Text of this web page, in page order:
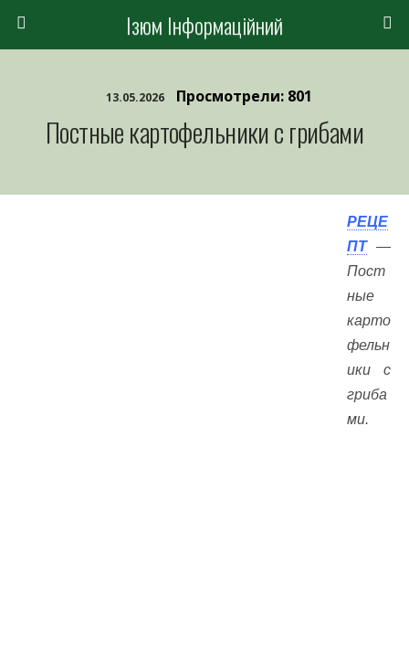
Ізюм Інформаційний
13.05.2026 Просмотрели: 801
Постные картофельники с грибами
РЕЦЕ
ПТ—
Пост
ные
карто
фельн
ики с
гриба
ми.